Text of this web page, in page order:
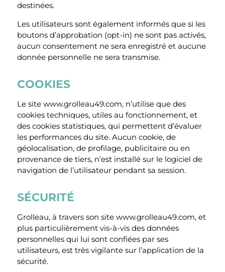
destinées.
Les utilisateurs sont également informés que si les
boutons d’approbation (opt-in) ne sont pas activés,
aucun consentement ne sera enregistré et aucune
donnée personnelle ne sera transmise.
COOKIES
Le site www.grolleau49.com, n’utilise que des
cookies techniques, utiles au fonctionnement, et
des cookies statistiques, qui permettent d’évaluer
les performances du site. Aucun cookie, de
géolocalisation, de profilage, publicitaire ou en
provenance de tiers, n’est installé sur le logiciel de
navigation de l’utilisateur pendant sa session.
SÉCURITÉ
Grolleau, à travers son site www.grolleau49.com, et
plus particulièrement vis-à-vis des données
personnelles qui lui sont confiées par ses
utilisateurs, est très vigilante sur l’application de la
sécurité.